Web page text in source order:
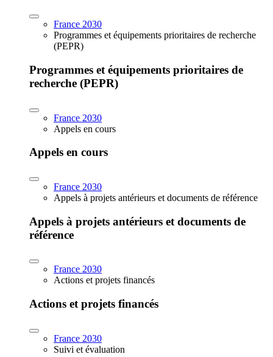
France 2030
Programmes et équipements prioritaires de recherche
(PEPR)
Programmes et équipements prioritaires de
recherche (PEPR)
France 2030
Appels en cours
Appels en cours
France 2030
Appels à projets antérieurs et documents de référence
Appels à projets antérieurs et documents de
référence
France 2030
Actions et projets financés
Actions et projets financés
France 2030
Suivi et évaluation